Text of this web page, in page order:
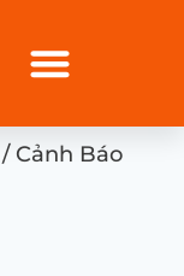
/ Cảnh Báo